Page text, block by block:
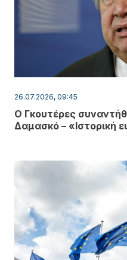
26.07.2026, 09:45
Ο Γκουτέρες
Δαμασκό – «Ιστορική